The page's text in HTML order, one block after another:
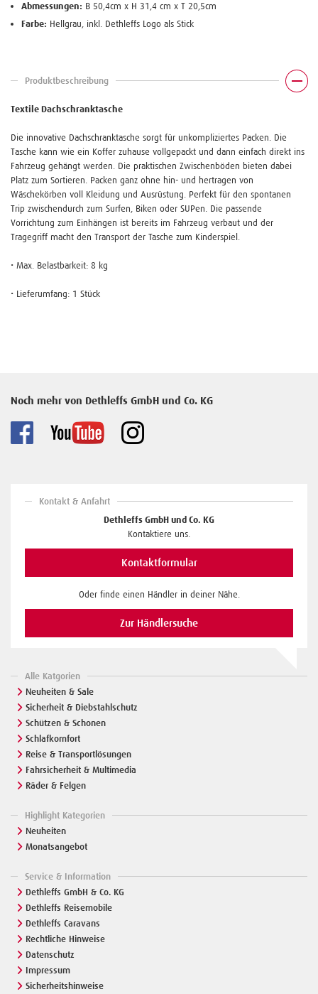
Abmessungen: B 50,4cm x H 31,4 cm x T 20,5cm
Farbe: Hellgrau, inkl. Dethleffs Logo als Stick
Produktbeschreibung
Textile Dachschranktasche
Die innovative Dachschranktasche sorgt für unkompliziertes Packen. Die
Tasche kann wie ein Koffer zuhause vollgepackt und dann einfach direkt ins
Fahrzeug gehängt werden. Die praktischen Zwischenböden bieten dabei
Platz zum Sortieren. Packen ganz ohne hin- und hertragen von
Wäschekörben voll Kleidung und Ausrüstung. Perfekt für den spontanen
Trip zwischendurch zum Surfen, Biken oder SUPen. Die passende
Vorrichtung zum Einhängen ist bereits im Fahrzeug verbaut und der
Tragegriff macht den Transport der Tasche zum Kinderspiel.
• Max. Belastbarkeit: 8 kg
• Lieferumfang: 1 Stück
Noch mehr von Dethleffs GmbH und Co. KG
Kontakt & Anfahrt
Dethleffs GmbH und Co. KG
Kontaktiere uns.
Kontaktformular
Oder finde einen Händler in deiner Nähe.
Zur Händlersuche
Alle Katgorien
Neuheiten & Sale
Sicherheit & Diebstahlschutz
Schützen & Schonen
Schlafkomfort
Reise & Transportlösungen
Fahrsicherheit & Multimedia
Räder & Felgen
Highlight Kategorien
Neuheiten
Monatsangebot
Service & Information
Dethleffs GmbH & Co. KG
Dethleffs Reisemobile
Dethleffs Caravans
Rechtliche Hinweise
Datenschutz
Impressum
Sicherheitshinweise